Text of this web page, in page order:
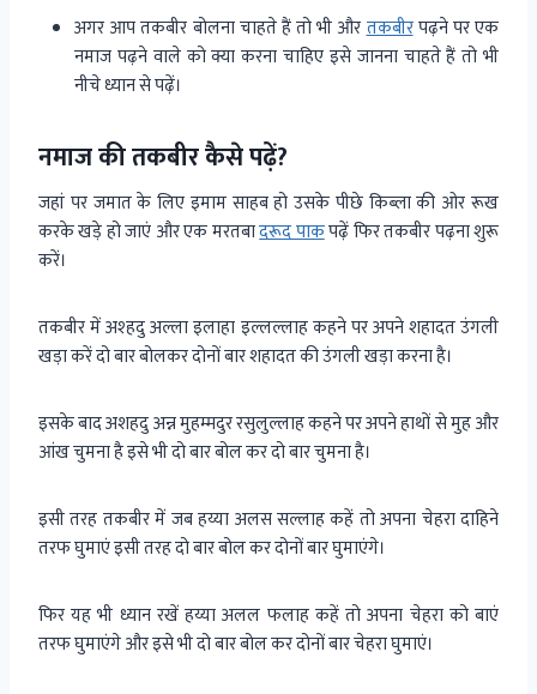
अगर आप तकबीर बोलना चाहते हैं तो भी औरतकबीरपढ़ने पर एक
नमाज पढ़ने वाले को क्या करना चाहिए इसे जानना चाहते हैं तो भी
नीचे ध्यान से पढ़ें।
नमाज की तकबीर कैसे पढ़ें?
जहां पर जमात के लिए इमाम साहब हो उसके पीछे किब्ला की ओर रूख
करके खड़े हो जाएं और एक मरतबादरूद पाकपढ़ें फिर तकबीर पढ़ना शुरू
करें।
तकबीर में अश्हदु अल्ला इलाहा इल्लल्लाह कहने पर अपने शहादत उंगली
खड़ा करें दो बार बोलकर दोनों बार शहादत की उंगली खड़ा करना है।
इसके बाद अशहदु अन्न मुहम्मदुर रसुलुल्लाह कहने पर अपने हाथों से मुह और
आंख चुमना है इसे भी दो बार बोल कर दो बार चुमना है।
इसी तरह तकबीर में जब हय्या अलस सल्लाह कहें तो अपना चेहरा दाहिने
तरफ घुमाएं इसी तरह दो बार बोल कर दोनों बार घुमाएंगे।
फिर यह भी ध्यान रखें हय्या अलल फलाह कहें तो अपना चेहरा को बाएं
तरफ घुमाएंगे और इसे भी दो बार बोल कर दोनों बार चेहरा घुमाएं।